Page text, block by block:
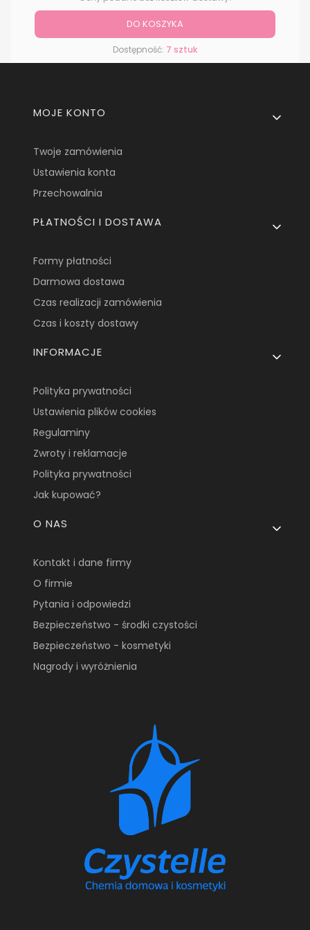
DO KOSZYKA
Dostępność: 7 sztuk
Linki w stopce
MOJE KONTO
Twoje zamówienia
Ustawienia konta
Przechowalnia
PŁATNOŚCI I DOSTAWA
Formy płatności
Darmowa dostawa
Czas realizacji zamówienia
Czas i koszty dostawy
INFORMACJE
Polityka prywatności
Ustawienia plików cookies
Regulaminy
Zwroty i reklamacje
Polityka prywatności
Jak kupować?
O NAS
Kontakt i dane firmy
O firmie
Pytania i odpowiedzi
Bezpieczeństwo - środki czystości
Bezpieczeństwo - kosmetyki
Nagrody i wyróżnienia